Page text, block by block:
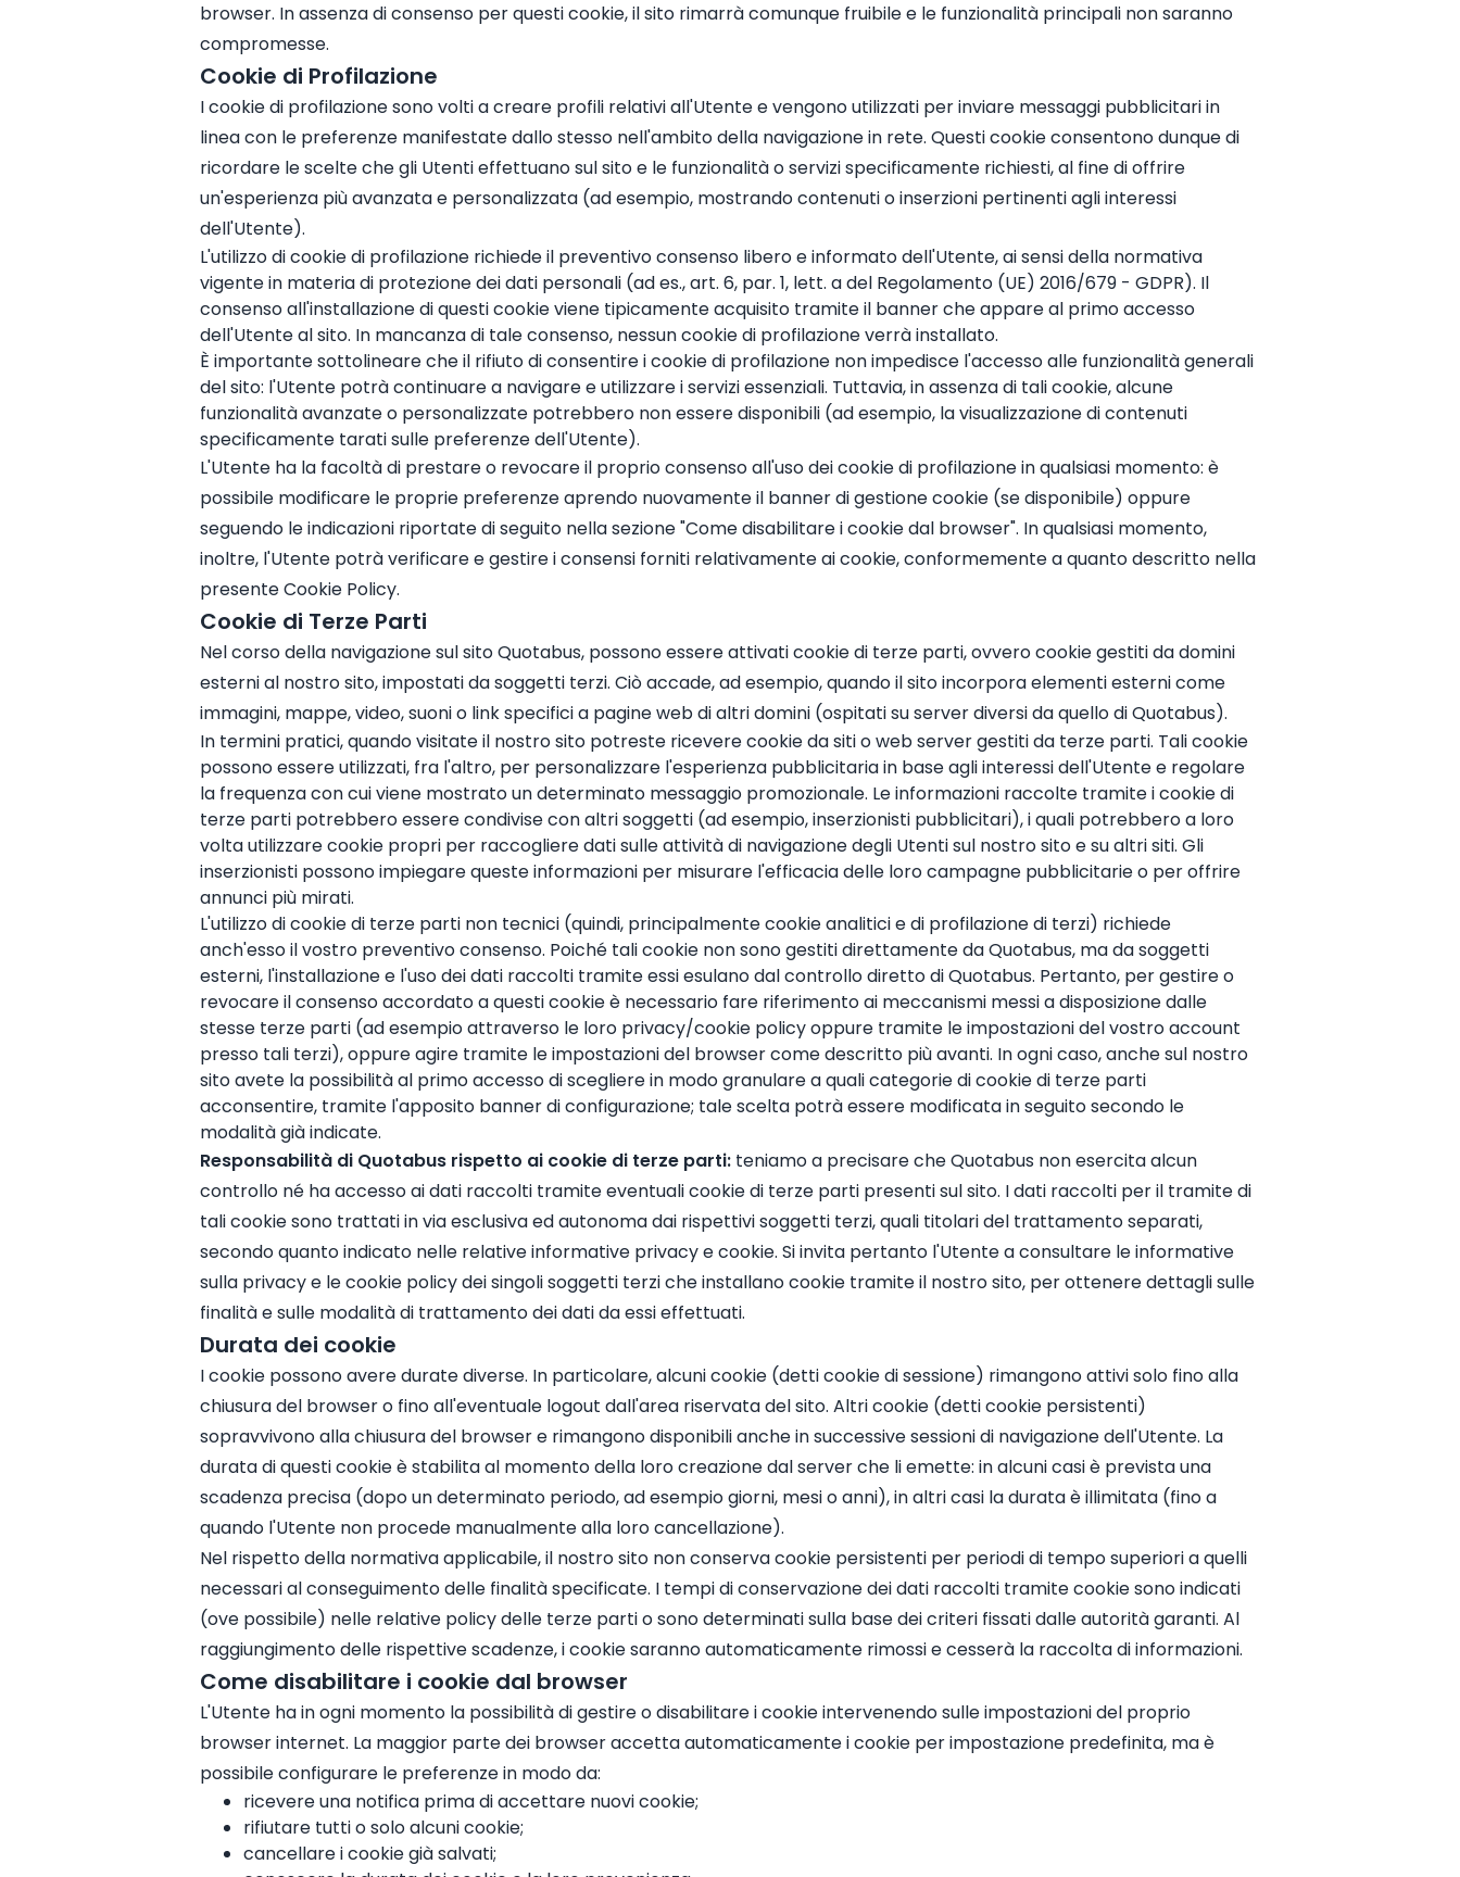
browser. In assenza di consenso per questi cookie, il sito rimarrà comunque fruibile e le funzionalità principali non saranno
compromesse.
Cookie di Profilazione
I cookie di profilazione sono volti a creare profili relativi all'Utente e vengono utilizzati per inviare messaggi pubblicitari in
linea con le preferenze manifestate dallo stesso nell'ambito della navigazione in rete. Questi cookie consentono dunque di
ricordare le scelte che gli Utenti effettuano sul sito e le funzionalità o servizi specificamente richiesti, al fine di offrire
un'esperienza più avanzata e personalizzata (ad esempio, mostrando contenuti o inserzioni pertinenti agli interessi
dell'Utente).
L'utilizzo di cookie di profilazione richiede il preventivo consenso libero e informato dell'Utente, ai sensi della normativa
vigente in materia di protezione dei dati personali (ad es., art. 6, par. 1, lett. a del Regolamento (UE) 2016/679 - GDPR). Il
consenso all'installazione di questi cookie viene tipicamente acquisito tramite il banner che appare al primo accesso
dell'Utente al sito. In mancanza di tale consenso, nessun cookie di profilazione verrà installato.
È importante sottolineare che il rifiuto di consentire i cookie di profilazione non impedisce l'accesso alle funzionalità generali
del sito: l'Utente potrà continuare a navigare e utilizzare i servizi essenziali. Tuttavia, in assenza di tali cookie, alcune
funzionalità avanzate o personalizzate potrebbero non essere disponibili (ad esempio, la visualizzazione di contenuti
specificamente tarati sulle preferenze dell'Utente).
L'Utente ha la facoltà di prestare o revocare il proprio consenso all'uso dei cookie di profilazione in qualsiasi momento: è
possibile modificare le proprie preferenze aprendo nuovamente il banner di gestione cookie (se disponibile) oppure
seguendo le indicazioni riportate di seguito nella sezione "Come disabilitare i cookie dal browser". In qualsiasi momento,
inoltre, l'Utente potrà verificare e gestire i consensi forniti relativamente ai cookie, conformemente a quanto descritto nella
presente Cookie Policy.
Cookie di Terze Parti
Nel corso della navigazione sul sito Quotabus, possono essere attivati cookie di terze parti, ovvero cookie gestiti da domini
esterni al nostro sito, impostati da soggetti terzi. Ciò accade, ad esempio, quando il sito incorpora elementi esterni come
immagini, mappe, video, suoni o link specifici a pagine web di altri domini (ospitati su server diversi da quello di Quotabus).
In termini pratici, quando visitate il nostro sito potreste ricevere cookie da siti o web server gestiti da terze parti. Tali cookie
possono essere utilizzati, fra l'altro, per personalizzare l'esperienza pubblicitaria in base agli interessi dell'Utente e regolare
la frequenza con cui viene mostrato un determinato messaggio promozionale. Le informazioni raccolte tramite i cookie di
terze parti potrebbero essere condivise con altri soggetti (ad esempio, inserzionisti pubblicitari), i quali potrebbero a loro
volta utilizzare cookie propri per raccogliere dati sulle attività di navigazione degli Utenti sul nostro sito e su altri siti. Gli
inserzionisti possono impiegare queste informazioni per misurare l'efficacia delle loro campagne pubblicitarie o per offrire
annunci più mirati.
L'utilizzo di cookie di terze parti non tecnici (quindi, principalmente cookie analitici e di profilazione di terzi) richiede
anch'esso il vostro preventivo consenso. Poiché tali cookie non sono gestiti direttamente da Quotabus, ma da soggetti
esterni, l'installazione e l'uso dei dati raccolti tramite essi esulano dal controllo diretto di Quotabus. Pertanto, per gestire o
revocare il consenso accordato a questi cookie è necessario fare riferimento ai meccanismi messi a disposizione dalle
stesse terze parti (ad esempio attraverso le loro privacy/cookie policy oppure tramite le impostazioni del vostro account
presso tali terzi), oppure agire tramite le impostazioni del browser come descritto più avanti. In ogni caso, anche sul nostro
sito avete la possibilità al primo accesso di scegliere in modo granulare a quali categorie di cookie di terze parti
acconsentire, tramite l'apposito banner di configurazione; tale scelta potrà essere modificata in seguito secondo le
modalità già indicate.
Responsabilità di Quotabus rispetto ai cookie di terze parti: teniamo a precisare che Quotabus non esercita alcun
controllo né ha accesso ai dati raccolti tramite eventuali cookie di terze parti presenti sul sito. I dati raccolti per il tramite di
tali cookie sono trattati in via esclusiva ed autonoma dai rispettivi soggetti terzi, quali titolari del trattamento separati,
secondo quanto indicato nelle relative informative privacy e cookie. Si invita pertanto l'Utente a consultare le informative
sulla privacy e le cookie policy dei singoli soggetti terzi che installano cookie tramite il nostro sito, per ottenere dettagli sulle
finalità e sulle modalità di trattamento dei dati da essi effettuati.
Durata dei cookie
I cookie possono avere durate diverse. In particolare, alcuni cookie (detti cookie di sessione) rimangono attivi solo fino alla
chiusura del browser o fino all'eventuale logout dall'area riservata del sito. Altri cookie (detti cookie persistenti)
sopravvivono alla chiusura del browser e rimangono disponibili anche in successive sessioni di navigazione dell'Utente. La
durata di questi cookie è stabilita al momento della loro creazione dal server che li emette: in alcuni casi è prevista una
scadenza precisa (dopo un determinato periodo, ad esempio giorni, mesi o anni), in altri casi la durata è illimitata (fino a
quando l'Utente non procede manualmente alla loro cancellazione).
Nel rispetto della normativa applicabile, il nostro sito non conserva cookie persistenti per periodi di tempo superiori a quelli
necessari al conseguimento delle finalità specificate. I tempi di conservazione dei dati raccolti tramite cookie sono indicati
(ove possibile) nelle relative policy delle terze parti o sono determinati sulla base dei criteri fissati dalle autorità garanti. Al
raggiungimento delle rispettive scadenze, i cookie saranno automaticamente rimossi e cesserà la raccolta di informazioni.
Come disabilitare i cookie dal browser
L'Utente ha in ogni momento la possibilità di gestire o disabilitare i cookie intervenendo sulle impostazioni del proprio
browser internet. La maggior parte dei browser accetta automaticamente i cookie per impostazione predefinita, ma è
possibile configurare le preferenze in modo da:
ricevere una notifica prima di accettare nuovi cookie;
rifiutare tutti o solo alcuni cookie;
cancellare i cookie già salvati;